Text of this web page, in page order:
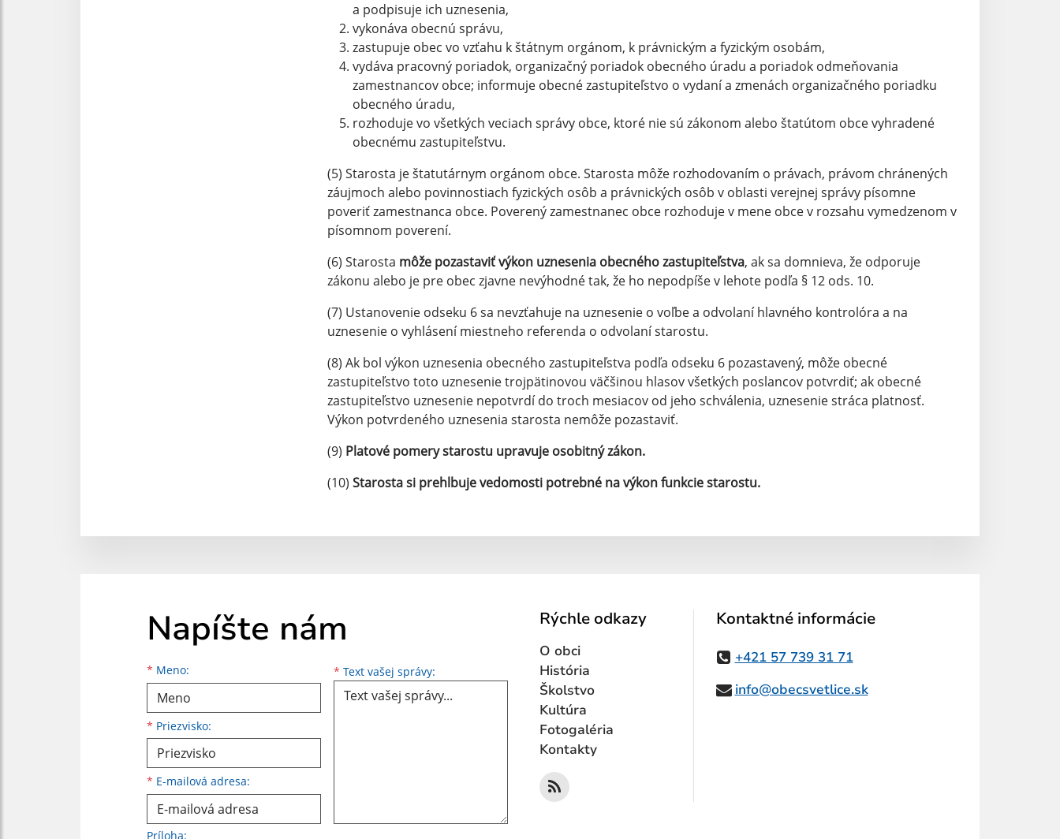
a podpisuje ich uznesenia,
vykonáva obecnú správu,
zastupuje obec vo vzťahu k štátnym orgánom, k právnickým a fyzickým osobám,
vydáva pracovný poriadok, organizačný poriadok obecného úradu a poriadok odmeňovania
zamestnancov obce; informuje obecné zastupiteľstvo o vydaní a zmenách organizačného poriadku
obecného úradu,
rozhoduje vo všetkých veciach správy obce, ktoré nie sú zákonom alebo štatútom obce vyhradené
obecnému zastupiteľstvu.
(5) Starosta je štatutárnym orgánom obce. Starosta môže rozhodovaním o právach, právom chránených
záujmoch alebo povinnostiach fyzických osôb a právnických osôb v oblasti verejnej správy písomne
poveriť zamestnanca obce. Poverený zamestnanec obce rozhoduje v mene obce v rozsahu vymedzenom v
písomnom poverení.
(6) Starosta môže pozastaviť výkon uznesenia obecného zastupiteľstva, ak sa domnieva, že odporuje
zákonu alebo je pre obec zjavne nevýhodné tak, že ho nepodpíše v lehote podľa § 12 ods. 10.
(7) Ustanovenie odseku 6 sa nevzťahuje na uznesenie o voľbe a odvolaní hlavného kontrolóra a na
uznesenie o vyhlásení miestneho referenda o odvolaní starostu.
(8) Ak bol výkon uznesenia obecného zastupiteľstva podľa odseku 6 pozastavený, môže obecné
zastupiteľstvo toto uznesenie trojpätinovou väčšinou hlasov všetkých poslancov potvrdiť; ak obecné
zastupiteľstvo uznesenie nepotvrdí do troch mesiacov od jeho schválenia, uznesenie stráca platnosť.
Výkon potvrdeného uznesenia starosta nemôže pozastaviť.
(9) Platové pomery starostu upravuje osobitný zákon.
(10) Starosta si prehlbuje vedomosti potrebné na výkon funkcie starostu.
Napíšte nám
* Meno:
Meno
* Priezvisko:
Priezvisko
* E-mailová adresa:
E-mailová adresa * Text vašej správy: Text vašej správy...
Príloha:
Rýchle odkazy
O obci
História
Školstvo
Kultúra
Fotogaléria
Kontakty
Kontaktné informácie
+421 57 739 31 71
info@obecsvetlice.sk